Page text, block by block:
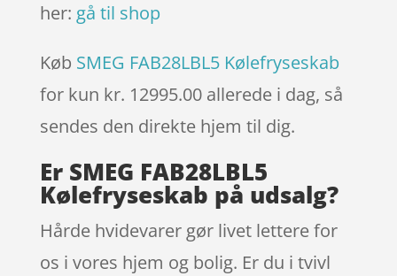
her: gå til shop
Køb SMEG FAB28LBL5 Kølefryseskab
for kun kr. 12995.00 allerede i dag, så
sendes den direkte hjem til dig.
Er SMEG FAB28LBL5
Kølefryseskab på udsalg?
Hårde hvidevarer gør livet lettere for
os i vores hjem og bolig. Er du i tvivl